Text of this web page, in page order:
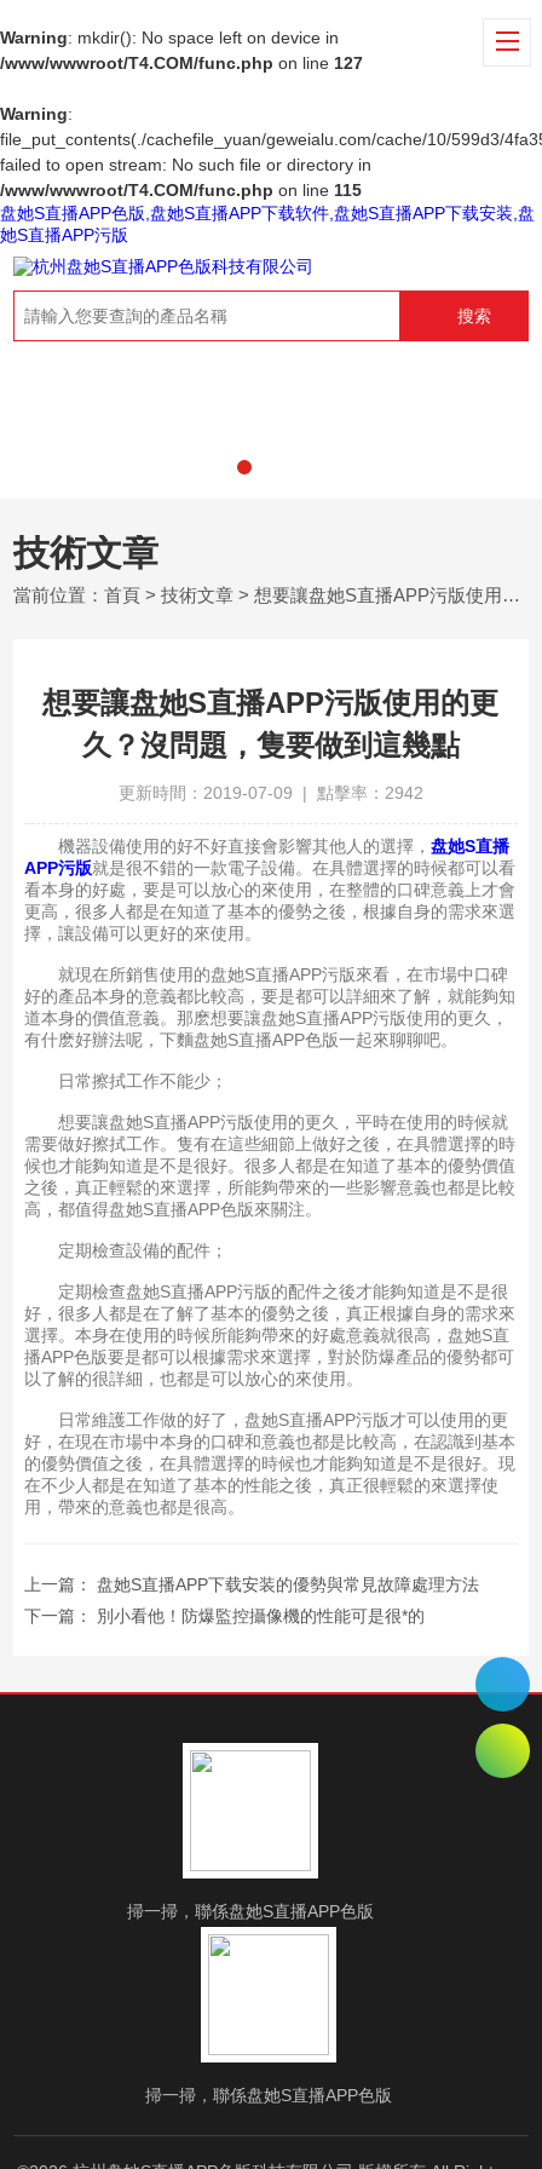
Warning: mkdir(): No space left on device in
/www/wwwroot/T4.COM/func.php on line 127
Warning:
file_put_contents(./cachefile_yuan/geweialu.com/cache/10/599d3/
failed to open stream: No such file or directory in
/www/wwwroot/T4.COM/func.php on line 115
盘她S直播APP色版,盘她S直播APP下载软件,盘她S直播APP下载安装,盘
她S直播APP污版
搜索
技術文章
當前位置：首頁 >技術文章 > 想要讓盘她S直播APP污版使用的更久？沒問題，隻要做到這幾點
想要讓盘她S直播APP污版使用的更
久？沒問題，隻要做到這幾點
更新時間：2019-07-09 | 點擊率：2942
機器設備使用的好不好直接會影響其他人的選擇， 盘她S直播
APP污版就是很不錯的一款電子設備。在具體選擇的時候都可以看
看本身的好處，要是可以放心的來使用，在整體的口碑意義上才會
更高，很多人都是在知道了基本的優勢之後，根據自身的需求來選
擇，讓設備可以更好的來使用。
就現在所銷售使用的盘她S直播APP污版來看，在市場中口碑
好的產品本身的意義都比較高，要是都可以詳細來了解，就能夠知
道本身的價值意義。那麽想要讓盘她S直播APP污版使用的更久，
有什麽好辦法呢，下麵盘她S直播APP色版一起來聊聊吧。
日常擦拭工作不能少；
想要讓盘她S直播APP污版使用的更久，平時在使用的時候就
需要做好擦拭工作。隻有在這些細節上做好之後，在具體選擇的時
候也才能夠知道是不是很好。很多人都是在知道了基本的優勢價值
之後，真正輕鬆的來選擇，所能夠帶來的一些影響意義也都是比較
高，都值得盘她S直播APP色版來關注。
定期檢查設備的配件；
定期檢查盘她S直播APP污版的配件之後才能夠知道是不是很
好，很多人都是在了解了基本的優勢之後，真正根據自身的需求來
選擇。本身在使用的時候所能夠帶來的好處意義就很高，盘她S直
播APP色版要是都可以根據需求來選擇，對於防爆產品的優勢都可
以了解的很詳細，也都是可以放心的來使用。
日常維護工作做的好了，盘她S直播APP污版才可以使用的更
好，在現在市場中本身的口碑和意義也都是比較高，在認識到基本
的優勢價值之後，在具體選擇的時候也才能夠知道是不是很好。現
在不少人都是在知道了基本的性能之後，真正很輕鬆的來選擇使
用，帶來的意義也都是很高。
上一篇： 盘她S直播APP下载安装的優勢與常見故障處理方法
下一篇： 別小看他！防爆監控攝像機的性能可是很*的
掃一掃，聯係盘她S直播APP色版
掃一掃，聯係盘她S直播APP色版